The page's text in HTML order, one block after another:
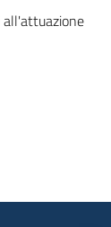
all'attuazione